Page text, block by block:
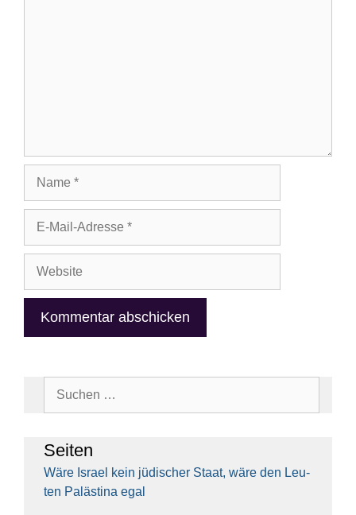
Adresse
Sei­ten
Wäre Isra­el kein jüdi­scher Staat, wäre den Leu­
ten Paläs­ti­na egal